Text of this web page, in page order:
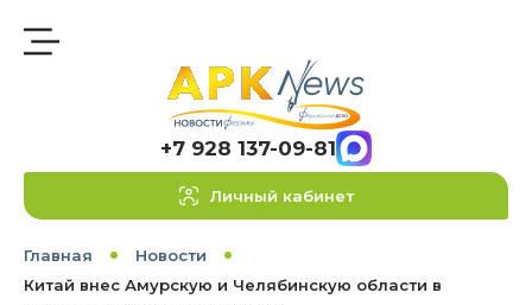
+7 928 137-09-81
Личный кабинет
Главная
Новости
Китай внес Амурскую и Челябинскую области в